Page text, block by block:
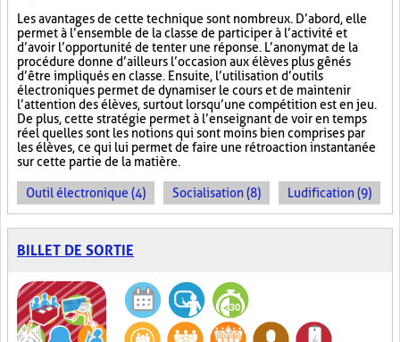
Les avantages de cette technique sont nombreux. D’abord, elle
permet à l’ensemble de la classe de participer à l’activité et
d’avoir l’opportunité de tenter une réponse. L’anonymat de la
procédure donne d’ailleurs l’occasion aux élèves plus gênés
d’être impliqués en classe. Ensuite, l’utilisation d’outils
électroniques permet de dynamiser le cours et de maintenir
l’attention des élèves, surtout lorsqu’une compétition est en jeu.
De plus, cette stratégie permet à l’enseignant de voir en temps
réel quelles sont les notions qui sont moins bien comprises par
les élèves, ce qui lui permet de faire une rétroaction instantanée
sur cette partie de la matière.
Outil électronique (4) Socialisation (8) Ludification (9)
BILLET DE SORTIE